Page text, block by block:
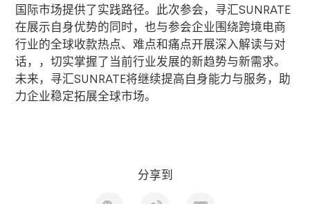
国际市场提供了实践路径。此次参会，寻汇SUNRATE
在展示自身优势的同时，也与参会企业围绕跨境电商
行业的全球收款热点、难点和痛点开展深入解读与对
话，，切实掌握了当前行业发展的新趋势与新需求。
未来，寻汇SUNRATE将继续提高自身能力与服务，助
力企业稳定拓展全球市场。
分享到